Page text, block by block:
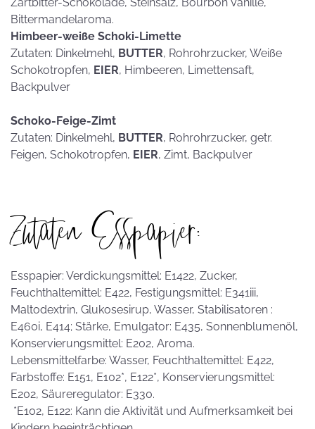
Bittermandelaroma.
Himbeer-weiße Schoki-Limette
Zutaten: Dinkelmehl, BUTTER, Rohrohrzucker, Weiße
Schokotropfen, EIER, Himbeeren, Limettensaft,
Backpulver
Schoko-Feige-Zimt
Zutaten: Dinkelmehl, BUTTER, Rohrohrzucker, getr.
Feigen, Schokotropfen, EIER, Zimt, Backpulver
Zutaten Esspapier:
Esspapier: Verdickungsmittel: E1422, Zucker,
Feuchthaltemittel: E422, Festigungsmittel: E341iii,
Maltodextrin, Glukosesirup, Wasser, Stabilisatoren :
E460i, E414; Stärke, Emulgator: E435, Sonnenblumenöl,
Konservierungsmittel: E202, Aroma.
Lebensmittelfarbe: Wasser, Feuchthaltemittel: E422,
Farbstoffe: E151, E102*, E122*, Konservierungsmittel:
E202, Säureregulator: E330.
*E102, E122: Kann die Aktivität und Aufmerksamkeit bei